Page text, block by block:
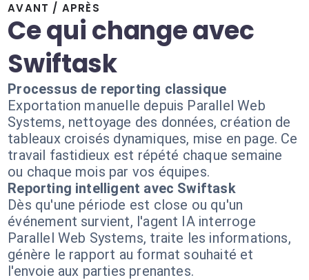
AVANT / APRÈS
Ce qui change avec
Swiftask
Processus de reporting classique
Exportation manuelle depuis Parallel Web
Systems, nettoyage des données, création de
tableaux croisés dynamiques, mise en page. Ce
travail fastidieux est répété chaque semaine
ou chaque mois par vos équipes.
Reporting intelligent avec Swiftask
Dès qu'une période est close ou qu'un
événement survient, l'agent IA interroge
Parallel Web Systems, traite les informations,
génère le rapport au format souhaité et
l'envoie aux parties prenantes.